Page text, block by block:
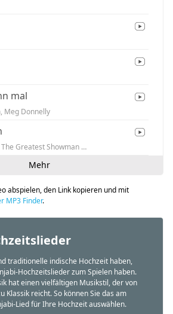
mal
Meg Donnelly
Keala Settle & The Greatest Showman Ensemble
Mehr
abspielen, den Link kopieren und mit
MP3 Finder.
traditionelle indische Hochzeit haben,
Hochzeitslieder zum Spielen haben.
hat einen vielfältigen Musikstil, der von
Klassik reicht. So können Sie das am
Lied für Ihre Hochzeit auswählen.